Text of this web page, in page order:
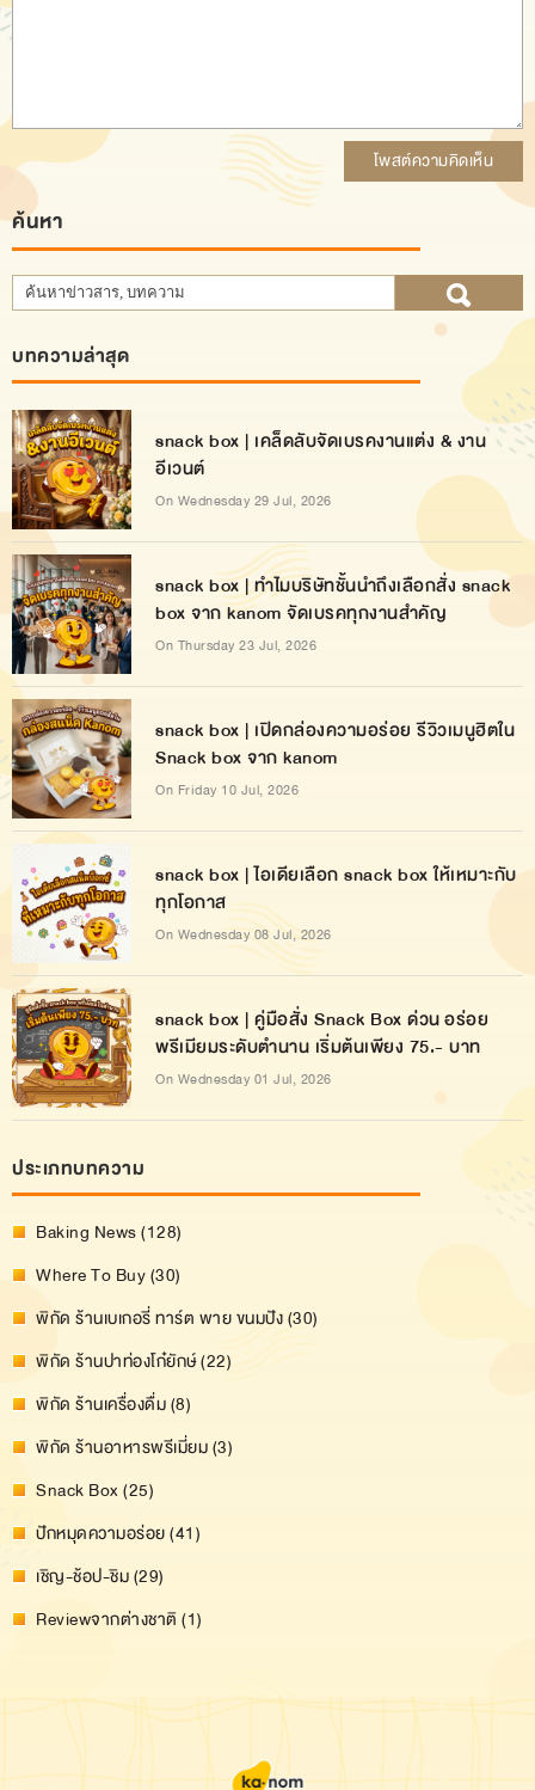
โพสต์ความคิดเห็น
ค้นหา
บทความล่าสุด
snack box | เคล็ดลับจัดเบรคงานแต่ง & งาน
อีเวนต์
On Wednesday 29 Jul, 2026
snack box | ทำไมบริษัทชั้นนำถึงเลือกสั่ง snack
box จาก kanom จัดเบรคทุกงานสำคัญ
On Thursday 23 Jul, 2026
snack box | เปิดกล่องความอร่อย รีวิวเมนูฮิตใน
Snack box จาก kanom
On Friday 10 Jul, 2026
snack box | ไอเดียเลือก snack box ให้เหมาะกับ
ทุกโอกาส
On Wednesday 08 Jul, 2026
snack box | คู่มือสั่ง Snack Box ด่วน อร่อย
พรีเมียมระดับตำนาน เริ่มต้นเพียง 75.- บาท
On Wednesday 01 Jul, 2026
ประเภทบทความ
Baking News (128)
Where To Buy (30)
พิกัด ร้านเบเกอรี่ ทาร์ต พาย ขนมปัง (30)
พิกัด ร้านปาท่องโก๋ยักษ์ (22)
พิกัด ร้านเครื่องดื่ม (8)
พิกัด ร้านอาหารพรีเมี่ยม (3)
Snack Box (25)
ปักหมุดความอร่อย (41)
เชิญ-ช้อป-ชิม (29)
Reviewจากต่างชาติ (1)